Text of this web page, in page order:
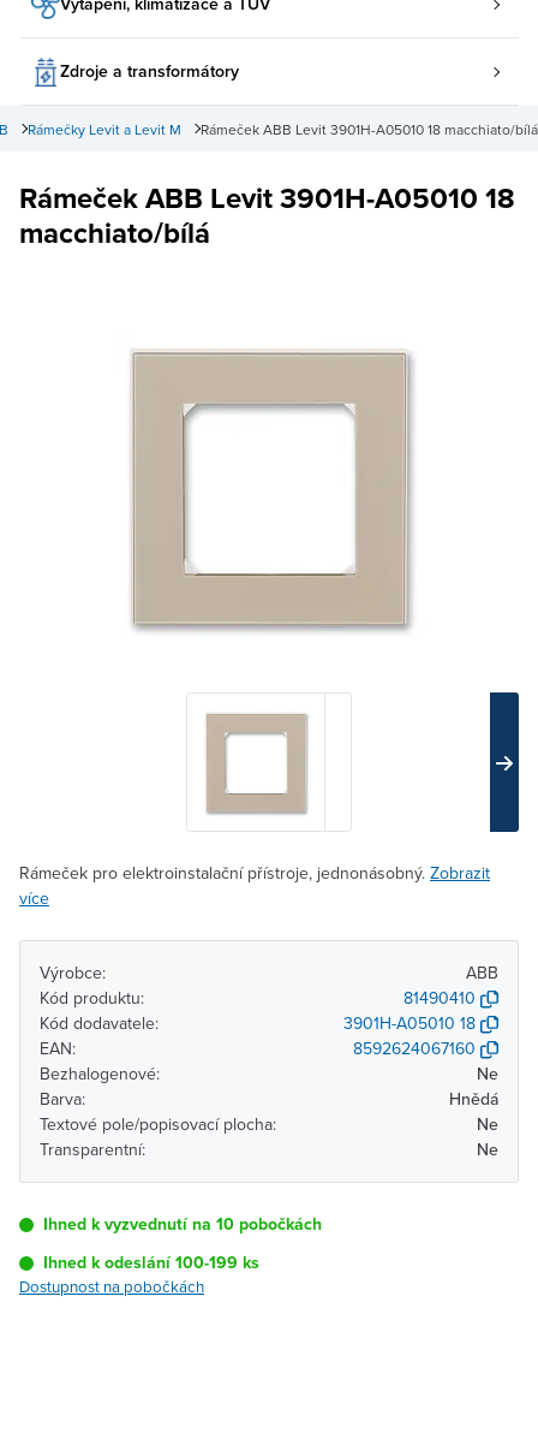
Zdroje a transformátory
Rámeček ABB Levit 3901H-A05010 18 macchiato/bílá
Rámečky Levit a Levit M
Rámeček ABB Levit 3901H-A05010 18
macchiato/bílá
Rámeček pro elektroinstalační přístroje, jednonásobný. Zobrazit
více
Výrobce:
ABB
Kód produktu:
81490410
Kód dodavatele:
3901H-A05010 18
EAN:
8592624067160
Bezhalogenové:
Ne
Barva:
Hnědá
Textové pole/popisovací plocha:
Ne
Transparentní:
Ne
Ihned k vyzvednutí na 10 pobočkách
Ihned k odeslání 100-199 ks
Dostupnost na pobočkách